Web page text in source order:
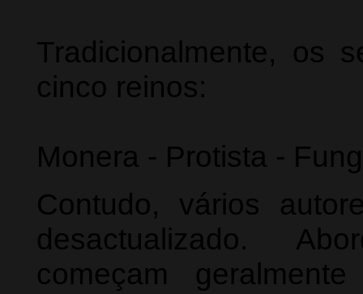
Tradicionalmente, os
cinco reinos:
Monera - Protista -
Contudo, vários
desactualizado.
começam